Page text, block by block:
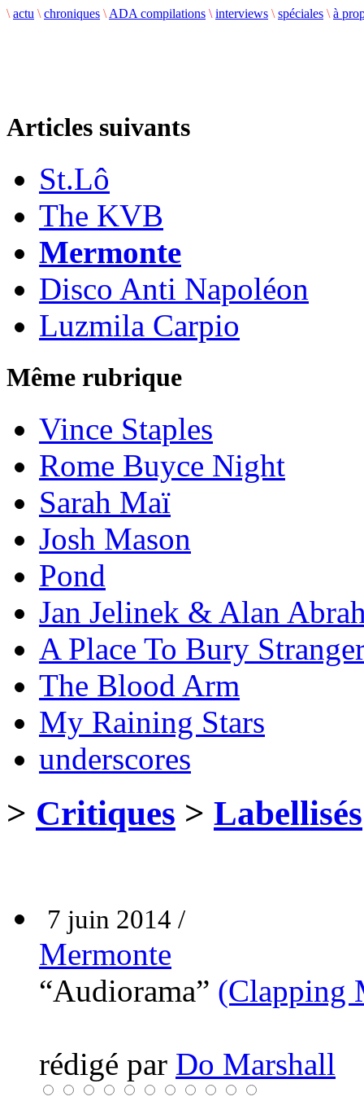
\ actu \ chroniques \ ADA compilations \ interviews \ spéciales \ à
Articles suivants
St.Lô
The KVB
Mermonte
Disco Anti Napoléon
Luzmila Carpio
Même rubrique
Vince Staples
Rome Buyce Night
Sarah Maï
Josh Mason
Pond
Jan Jelinek & Alan
A Place To Bury
The Blood Arm
My Raining Stars
underscores
> Critiques > Labellisés
7 juin 2014 /
Mermonte
“Audiorama” (Clapping
rédigé par Do Marshall